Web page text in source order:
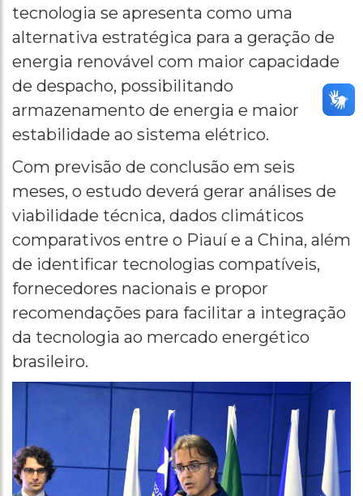
tecnologia se apresenta como uma
alternativa estratégica para a geração de
energia renovável com maior capacidade
de despacho, possibilitando
armazenamento de energia e maior
estabilidade ao sistema elétrico.
Com previsão de conclusão em seis
meses, o estudo deverá gerar análises de
viabilidade técnica, dados climáticos
comparativos entre o Piauí e a China, além
de identificar tecnologias compatíveis,
fornecedores nacionais e propor
recomendações para facilitar a integração
da tecnologia ao mercado energético
brasileiro.